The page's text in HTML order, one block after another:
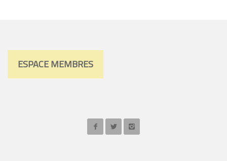
ESPACE MEMBRES